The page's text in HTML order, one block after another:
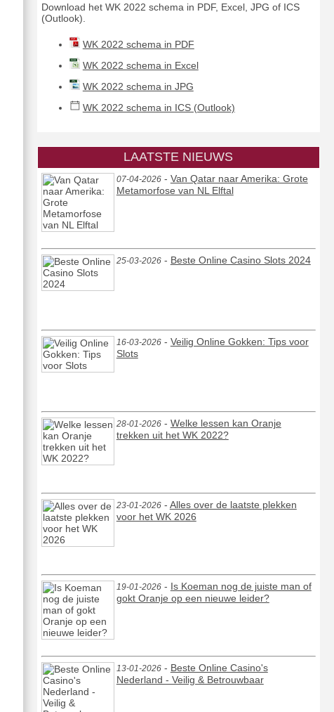
Download het WK 2022 schema in PDF, Excel, JPG of ICS
(Outlook).
WK 2022 schema in PDF
WK 2022 schema in Excel
WK 2022 schema in JPG
WK 2022 schema in ICS (Outlook)
LAATSTE NIEUWS
07-04-2026- Van Qatar naar Amerika: Grote
Metamorfose van NL Elftal
25-03-2026- Beste Online Casino Slots 2024
16-03-2026- Veilig Online Gokken: Tips voor
Slots
28-01-2026- Welke lessen kan Oranje
trekken uit het WK 2022?
23-01-2026- Alles over de laatste plekken
voor het WK 2026
19-01-2026- Is Koeman nog de juiste man of
gokt Oranje op een nieuwe leider?
13-01-2026- Beste Online Casino's
Nederland - Veilig & Betrouwbaar